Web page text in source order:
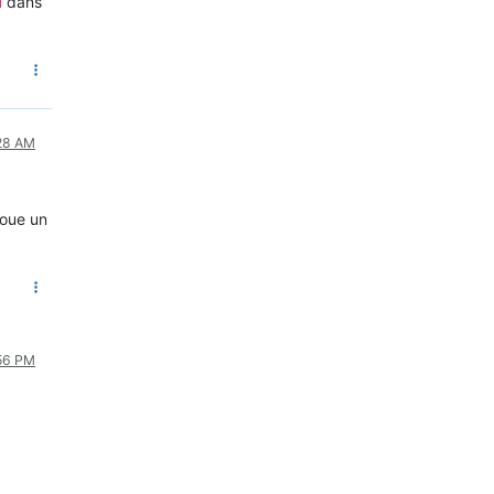
AM
un
PM